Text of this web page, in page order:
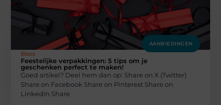
AANBIEDINGEN
Blocs
Feestelijke verpakkingen: 5 tips om je
geschenken perfect te maken!
Goed artikel? Deel hem dan op: Share on X (Twitter)
Share on Facebook Share on Pinterest Share on
LinkedIn Share